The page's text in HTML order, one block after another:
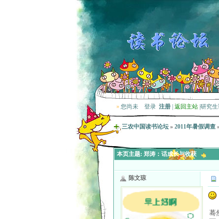
» 您尚未 登录 注册 返回主站 研究
三农中国读书论坛 » 2011年暑假调查
本页主题: 郑涛：话成长与收获
陈文琼
蓦